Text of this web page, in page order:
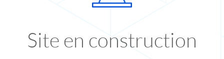
Site en construction